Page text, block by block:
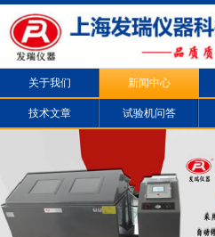
关于我们 新闻中心
技术文章 试验机问答